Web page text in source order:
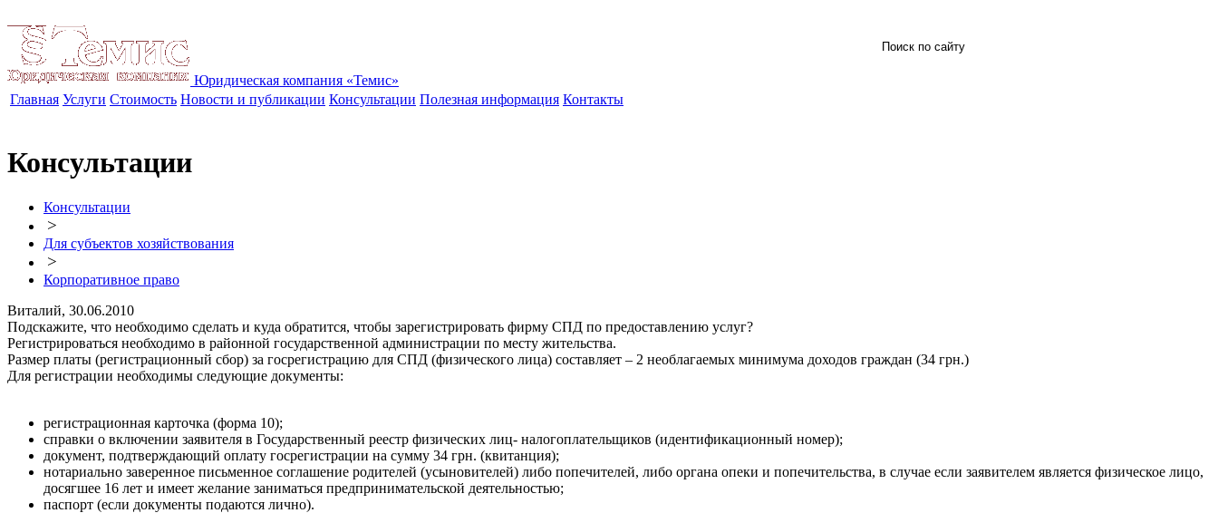
Юридическая компания «Темис»
Главная Услуги Стоимость Новости и публикации Консультации Полезная информация Контакты
Консультации
Консультации
>
Для субъектов хозяйствования
>
Корпоративное право
Виталий, 30.06.2010
Подскажите, что необходимо сделать и куда обратится, чтобы зарегистрировать фирму СПД по предоставлению услуг?
Регистрироваться необходимо в районной государственной администрации по месту жительства.
Размер платы (регистрационный сбор) за госрегистрацию для СПД (физического лица) составляет – 2 необлагаемых минимума доходов граждан (34 грн.)
Для регистрации необходимы следующие документы:
регистрационная карточка (форма 10);
справки о включении заявителя в Государственный реестр физических лиц- налогоплательщиков (идентификационный номер);
документ, подтверждающий оплату госрегистрации на сумму 34 грн. (квитанция);
нотариально заверенное письменное соглашение родителей (усыновителей) либо попечителей, либо органа опеки и попечительства, в случае если заявителем является физическое лицо,
досягшее 16 лет и имеет желание заниматься предпринимательской деятельностью;
паспорт (если документы подаются лично).